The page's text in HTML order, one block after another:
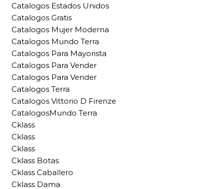
Catalogos Estados Unidos
Catalogos Gratis
Catalogos Mujer Moderna
Catalogos Mundo Terra
Catalogos Para Mayorista
Catalogos Para Vender
Catalogos Para Vender
Catalogos Terra
Catalogos Vittorio D Firenze
CatalogosMundo Terra
Cklass
Cklass
Cklass
Cklass Botas
Cklass Caballero
Cklass Dama